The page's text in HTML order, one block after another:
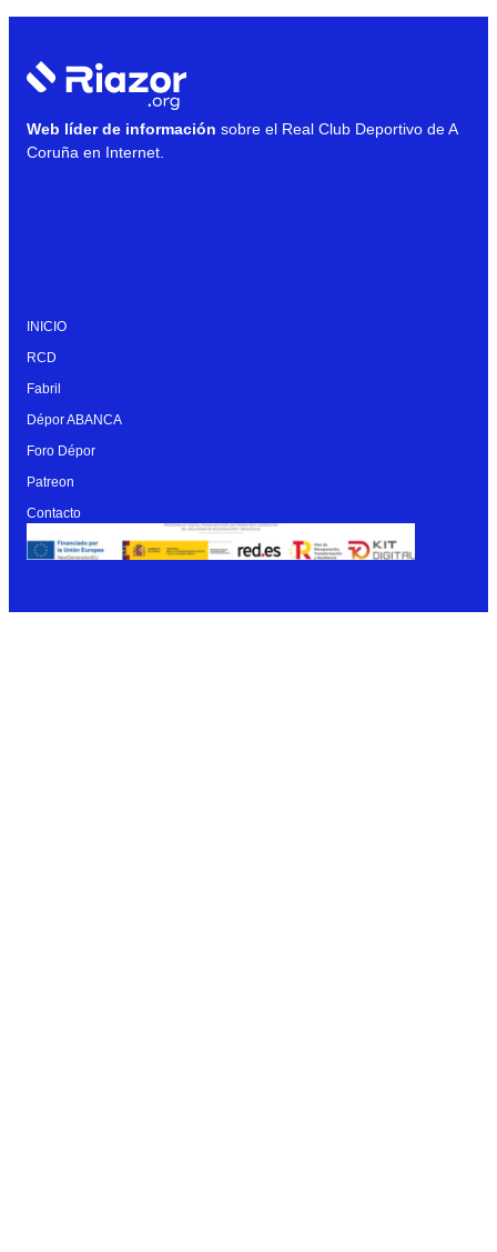
Web líder de información sobre el Real Club Deportivo de A
Coruña en Internet.
INICIO
RCD
Fabril
Dépor ABANCA
Foro Dépor
Patreon
Contacto